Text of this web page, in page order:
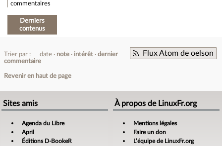
commentaires
Derniers
contenus
Flux Atom de oelson
Trier par : date note intérêt
dernier
commentaire
Revenir en haut de page
Sites amis
Agenda du Libre
April
Éditions D-BookeR
À propos de LinuxFr.org
Mentions légales
Faire un don
L’équipe de LinuxFr.org